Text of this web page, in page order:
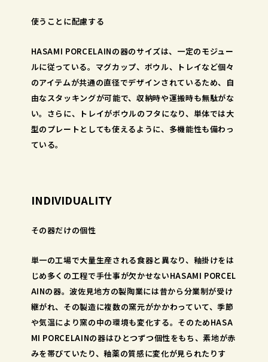
使うことに配慮する
HASAMI PORCELAINの器のサイズは、一定のモジュー
ルに従っている。マグカップ、ボウル、トレイなど個々
のアイテムが共通の直径でデザインされているため、自
由なスタッキングが可能で、収納時や運搬時も無駄がな
い。さらに、トレイがボウルのフタになり、単体では大
型のプレートとしても使えるように、多機能性も備わっ
ている。
INDIVIDUALITY
その器だけの個性
単一の工場で大量生産される食器と異なり、釉掛けをは
じめ多くの工程で手仕事が欠かせないHASAMI PORCEL
AINの器。波佐見地方の製陶業には昔から分業制が受け
継がれ、その製造に複数の窯元がかかわっていて、季節
や気温により窯の中の環境も変化する。そのためHASA
MI PORCELAINの器はひとつずつ個性をもち、素地が赤
みを帯びていたり、釉薬の質感に変化が見られたりす